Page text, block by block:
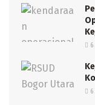
6
6